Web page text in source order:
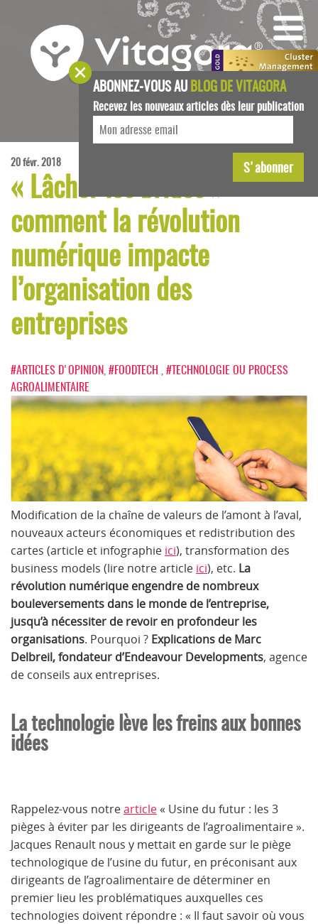
20 févr. 2018
« Lâcher les brides » :
comment la révolution
numérique impacte
l’organisation des
entreprises
#ARTICLES D'OPINION #FOODTECH #TECHNOLOGIE OU PROCESS
AGROALIMENTAIRE
Modification de la chaîne de valeurs de l’amont à l’aval,
nouveaux acteurs économiques et redistribution des
cartes (article et infographie ici), transformation des
business models (lire notre article ici), etc. La
révolution numérique engendre de nombreux
bouleversements dans le monde de l’entreprise,
jusqu’à nécessiter de revoir en profondeur les
organisations. Pourquoi ? Explications de Marc
Delbreil, fondateur d’Endeavour Developments, agence
de conseils aux entreprises.
La technologie lève les freins aux bonnes
idées
Rappelez-vous notrearticle« Usine du futur : les 3
pièges à éviter par les dirigeants de l’agroalimentaire ».
Jacques Renault nous y mettait en garde sur le piège
technologique de l’usine du futur, en préconisant aux
dirigeants de l’agroalimentaire de déterminer en
premier lieu les problématiques auxquelles ces
technologies doivent répondre : « Il faut savoir où vous
ABONNEZ-VOUS AUBLOG DE VITAGORA
Recevez les nouveaux articles dès leur publication